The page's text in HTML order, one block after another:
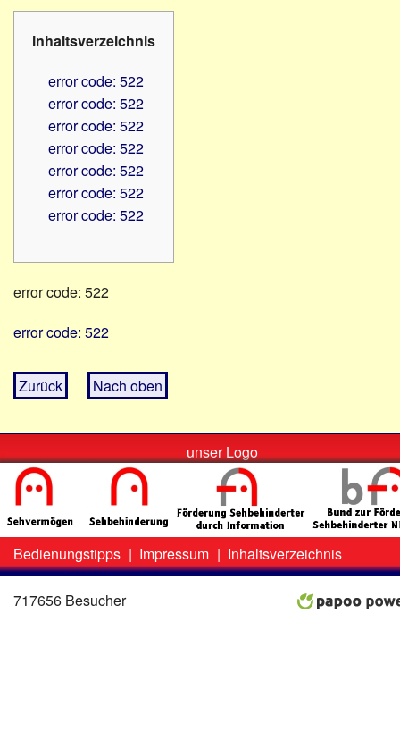
PC
Lehrer
Schulen
inhaltsverzeichnis
error code: 522
error code: 522
error code: 522
error code: 522
error code: 522
error code: 522
error code: 522
error code: 522
error code: 522
Zurück Nach oben
unser Logo
Zweit-
Menü
Bedienungstipps | Impressum | Inhaltsverzeichnis
717656 Besucher